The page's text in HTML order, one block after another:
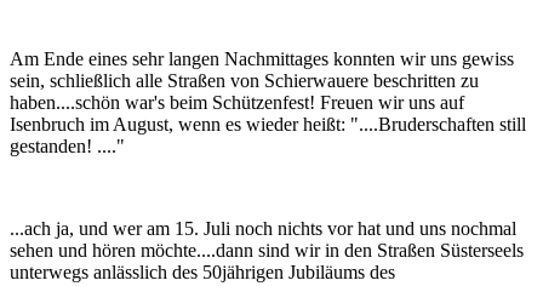
Am Ende eines sehr langen Nachmittages konnten wir uns gewiss
sein, schließlich alle Straßen von Schierwauere beschritten zu
haben....schön war's beim Schützenfest! Freuen wir uns auf
Isenbruch im August, wenn es wieder heißt: "....Bruderschaften still
gestanden! ...."
...ach ja, und wer am 15. Juli noch nichts vor hat und uns nochmal
sehen und hören möchte....dann sind wir in den Straßen Süsterseels
unterwegs anlässlich des 50jährigen Jubiläums des